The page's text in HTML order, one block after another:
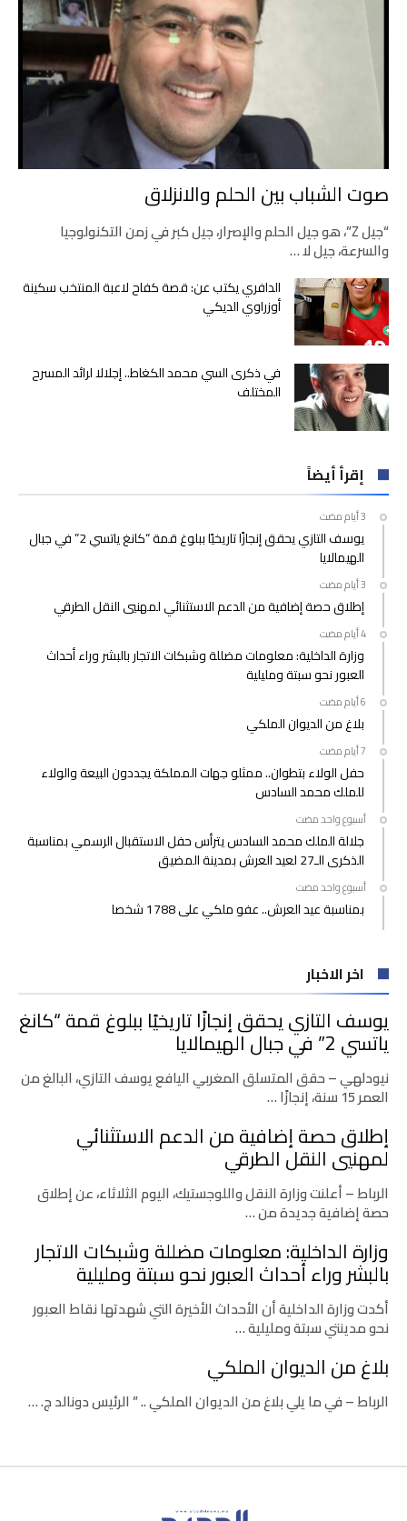
صوت الشباب بين الحلم والانزلاق
“جيل Z”، هو جيل الحلم والإصرار، جيل كبر في زمن التكنولوجيا
والسرعة، جيل لا …
الدافري يكتب عن: قصة كفاح لاعبة المنتخب سكينة
أوزراوي الديكي
في ذكرى السي محمد الكغاط.. إجلالا لرائد المسرح
المختلف
إقرأ أيضاً
يوسف التازي يحقق إنجازًا تاريخيًا ببلوغ قمة “كانغ ياتسي 2” في جبال
الهيمالايا
إطلاق حصة إضافية من الدعم الاستثنائي لمهنيي النقل الطرقي
وزارة الداخلية: معلومات مضللة وشبكات الاتجار بالبشر وراء أحداث
العبور نحو سبتة ومليلية
بلاغ من الديوان الملكي
حفل الولاء بتطوان.. ممثلو جهات المملكة يجددون البيعة والولاء
للملك محمد السادس
‫‫‫‏‫أسبوع واحد مضت‬
جلالة الملك محمد السادس يترأس حفل الاستقبال الرسمي بمناسبة
الذكرى الـ27 لعيد العرش بمدينة المضيق
‫‫‫‏‫أسبوع واحد مضت‬
بمناسبة عيد العرش.. عفو ملكي على 1788 شخصا
اخر الاخبار
يوسف التازي يحقق إنجازًا تاريخيًا ببلوغ قمة “كانغ
ياتسي 2” في جبال الهيمالايا
نيودلهي – حقق المتسلق المغربي اليافع يوسف التازي، البالغ من
العمر 15 سنة، إنجازًا …
إطلاق حصة إضافية من الدعم الاستثنائي
لمهنيي النقل الطرقي
الرباط – أعلنت وزارة النقل واللوجستيك، اليوم الثلاثاء، عن إطلاق
حصة إضافية جديدة من …
وزارة الداخلية: معلومات مضللة وشبكات الاتجار
بالبشر وراء أحداث العبور نحو سبتة ومليلية
أكدت وزارة الداخلية أن الأحداث الأخيرة التي شهدتها نقاط العبور
نحو مدينتي سبتة ومليلية …
بلاغ من الديوان الملكي
الرباط – في ما يلي بلاغ من الديوان الملكي .. ” الرئيس دونالد ج. …